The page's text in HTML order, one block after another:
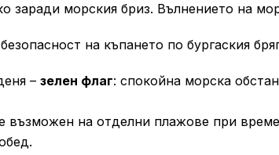
заради морския бриз. Вълнението на
на къпането по бургаския
– зелен флаг: спокойна морска
възможен на отделни плажове при